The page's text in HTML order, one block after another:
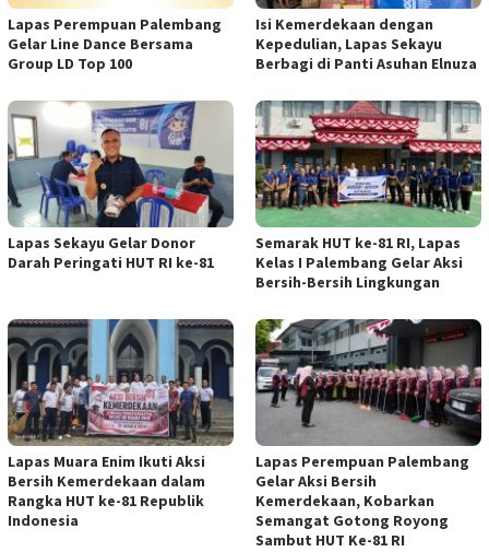
Lapas Perempuan Palembang
Gelar Line Dance Bersama
Group LD Top 100
Isi Kemerdekaan dengan
Kepedulian, Lapas Sekayu
Berbagi di Panti Asuhan Elnuza
Lapas Sekayu Gelar Donor
Darah Peringati HUT RI ke-81
Semarak HUT ke-81 RI, Lapas
Kelas I Palembang Gelar Aksi
Bersih-Bersih Lingkungan
Lapas Muara Enim Ikuti Aksi
Bersih Kemerdekaan dalam
Rangka HUT ke-81 Republik
Indonesia
Lapas Perempuan Palembang
Gelar Aksi Bersih
Kemerdekaan, Kobarkan
Semangat Gotong Royong
Sambut HUT Ke-81 RI